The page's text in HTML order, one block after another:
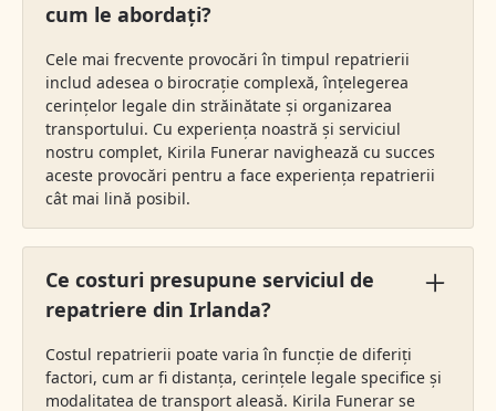
cum le abordați?
Cele mai frecvente provocări în timpul repatrierii
includ adesea o birocrație complexă, înțelegerea
cerințelor legale din străinătate și organizarea
transportului. Cu experiența noastră și serviciul
nostru complet, Kirila Funerar navighează cu succes
aceste provocări pentru a face experiența repatrierii
cât mai lină posibil.
Ce costuri presupune serviciul de
repatriere din Irlanda?
Costul repatrierii poate varia în funcție de diferiți
factori, cum ar fi distanța, cerințele legale specifice și
modalitatea de transport aleasă. Kirila Funerar se